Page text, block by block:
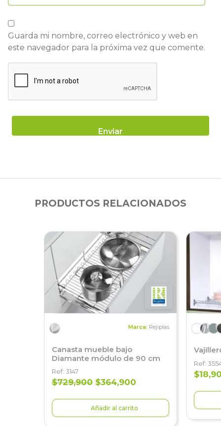
Guarda mi nombre, correo electrónico y web en
este navegador para la próxima vez que comente.
PRODUCTOS RELACIONADOS
Marca: Rejiplas
Canasta mueble bajo
Diamante módulo de 90 cm
Ref: 3147
$729,900 $364,900
Añadir al carrito
Ref: